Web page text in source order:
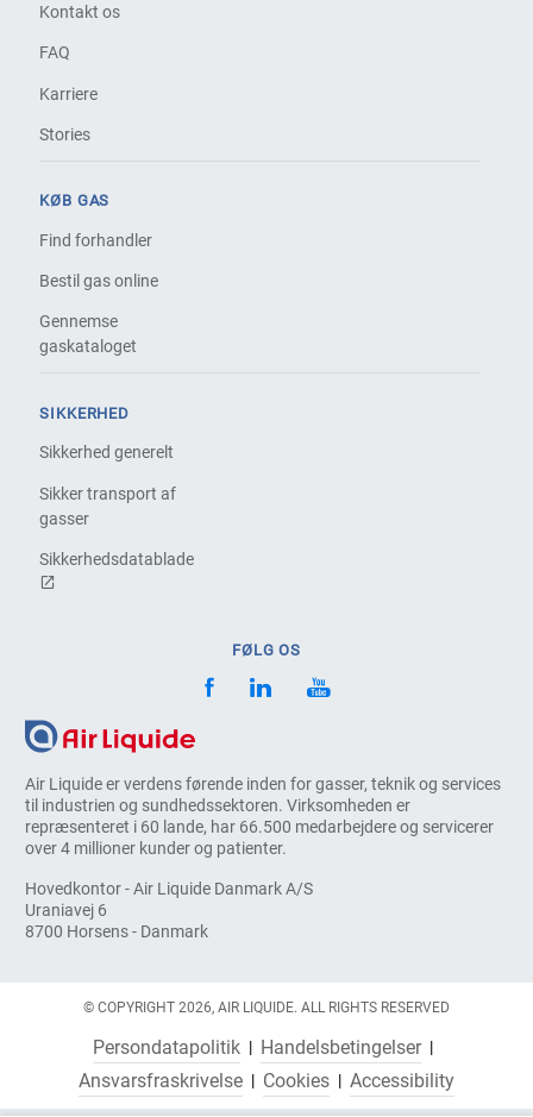
Air Liquide er verdens førende inden for gasser, teknik og services
til industrien og sundhedssektoren. Virksomheden er
repræsenteret i 60 lande, har 66.500 medarbejdere og servicerer
over 4 millioner kunder og patienter.
Hovedkontor - Air Liquide Danmark A/S
Uraniavej 6
8700 Horsens - Danmark
Kontakt os
FAQ
Karriere
Stories
KØB GAS
Find forhandler
Bestil gas online
Gennemse
gaskataloget
SIKKERHED
Sikkerhed generelt
Sikker transport af
gasser
Sikkerhedsdatablade
FØLG OS
© COPYRIGHT 2026, AIR LIQUIDE. ALL RIGHTS RESERVED
Persondatapolitik
Handelsbetingelser
Ansvarsfraskrivelse
Cookies Accessibility